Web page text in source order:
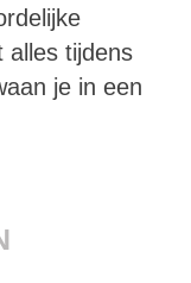
alles tijdens
je in een